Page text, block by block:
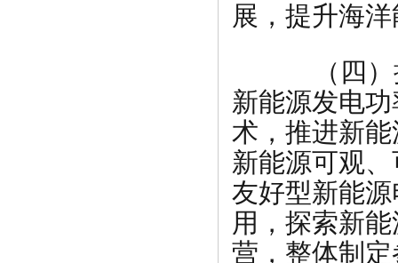
展，提升海
（四）推
新能源发电
术，推进新
新能源可观
友好型新能
用，探索新
营，整体制